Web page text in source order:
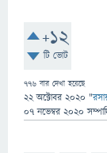
+12
টি ভোট
776 বার দেখা হয়েছে
22 অক্টোবর 2020 "
07 নভেম্বর 2020